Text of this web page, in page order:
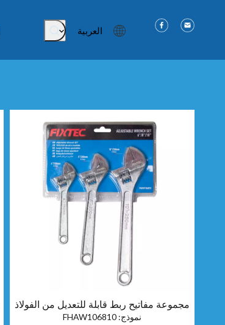
العربية
مجموعة مفاتيح ربط قابلة للتعديل من الفولاذ
الكربوني 3 قطع
نموذج: FHAW106810